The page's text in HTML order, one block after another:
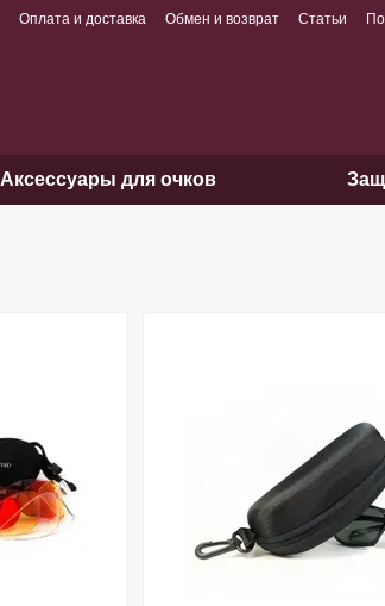
Оплата и доставка Обмен и возврат Статьи
Аксессуары для очков